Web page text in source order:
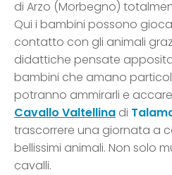
di Arzo (Morbegno)
Qui i bambini possono
contatto con gli animali
didattiche pensate
bambini che amano
potranno ammirarli e
Cavallo Valtellina di
trascorrere una giornata a
bellissimi animali. Non solo
cavalli.